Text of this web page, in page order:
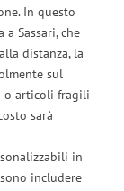
In questo
Sassari, che
distanza, la
sul
o articoli fragili
sarà
in
includere